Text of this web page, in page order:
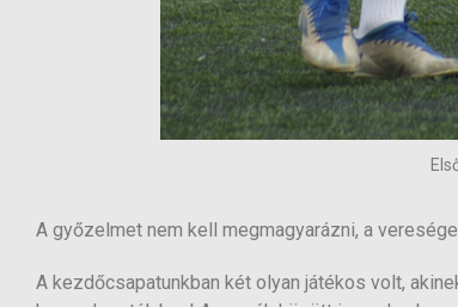
A győzelmet nem kell megmagyarázni, a
A kezdőcsapatunkban két olyan játékos volt,